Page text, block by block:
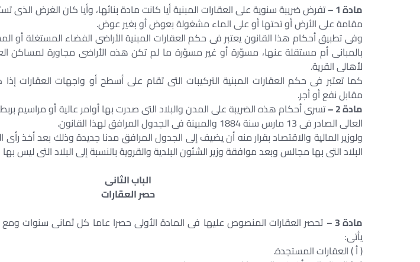
مادة 1 –
تفرض ضريبة سنوية على العقارات المبنية أيا كانت مادة بنائها، وأيا كان الغرض الذى
مقامة على الأرض أو تحتها أو على الماء مشغولة بعوض أو بغير عوض.
وفى تطبيق أحكام هذا القانون يعتبر فى حكم العقارات المبنية الأراضى الفضاء المستغلة أو
بالمبانى أم مستقلة عنها، مسوّرة أو غير مسوّرة ما لم تكن هذه الأراضى مجاورة لمساكن
لأهالى القرية.
كما تعتبر فى حكم العقارات المبنية التركيبات التى تقام على أسطح أو واجهات العقارات
مقابل نفع أو أجر.
مادة 2 –
تسرى أحكام هذه الضريبة على المدن والبلاد التى صدرت بها أوامر عالية أو مراسيم بربط
العالى الصادر فى 13 مارس سنة 1884 والمبينة فى الجدول المرافق لهذا القانون.
ولوزير المالية والاقتصاد بقرار منه أن يضيف إلى الجدول المرافق مدنا جديدة وذلك بعد أخذ رأى
البلاد التى بها مجالس وبعد موافقة وزير الشئون البلدية والقروية بالنسبة إلى البلاد التى ليس
الباب الثانى
حصر العقارات
مادة 3 –
تحصر العقارات المنصوص عليها فى المادة الأولى حصرا عاما كل ثمانى سنوات
يأتى:
( أ ) العقارات المستجدة.